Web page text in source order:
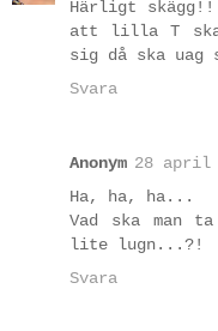
Härligt
att lilla T
sig då ska uag
Svara
Anonym 28 april
Ha, ha, ha...
Vad ska man
lite lugn...?!
Svara